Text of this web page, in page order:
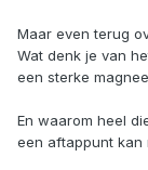
Maar even terug
Wat denk je van
een sterke
En waarom heel
een aftappunt kan